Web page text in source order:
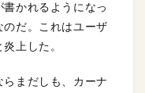
かれるようになっ
だ。これはユーザ
上した。
まだしも、カーナ